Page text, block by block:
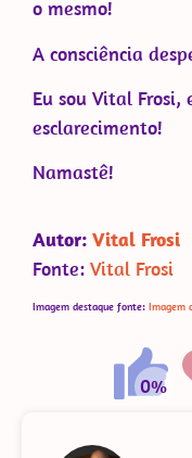
o mesmo!
A consciência
Eu sou Vital Frosi,
esclarecimento!
Namastê!
Autor: Vital Frosi
Fonte: Vital Frosi
Imagem destaque fonte: Imagem